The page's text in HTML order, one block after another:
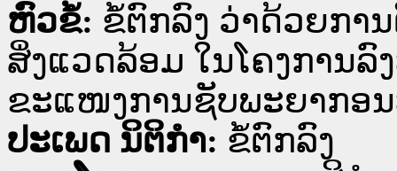
ຫົວຂໍ້: ຂໍ້ຕົກລົງ ວ່າດ້ວຍກາ
ສິ່ງແວດລ້ອມ ໃນໂຄງການລົ
ຂະແໜງການຊັບພະຍາກອ
ປະເພດ ນິຕິກໍາ: ຂໍ້ຕົກລົງ